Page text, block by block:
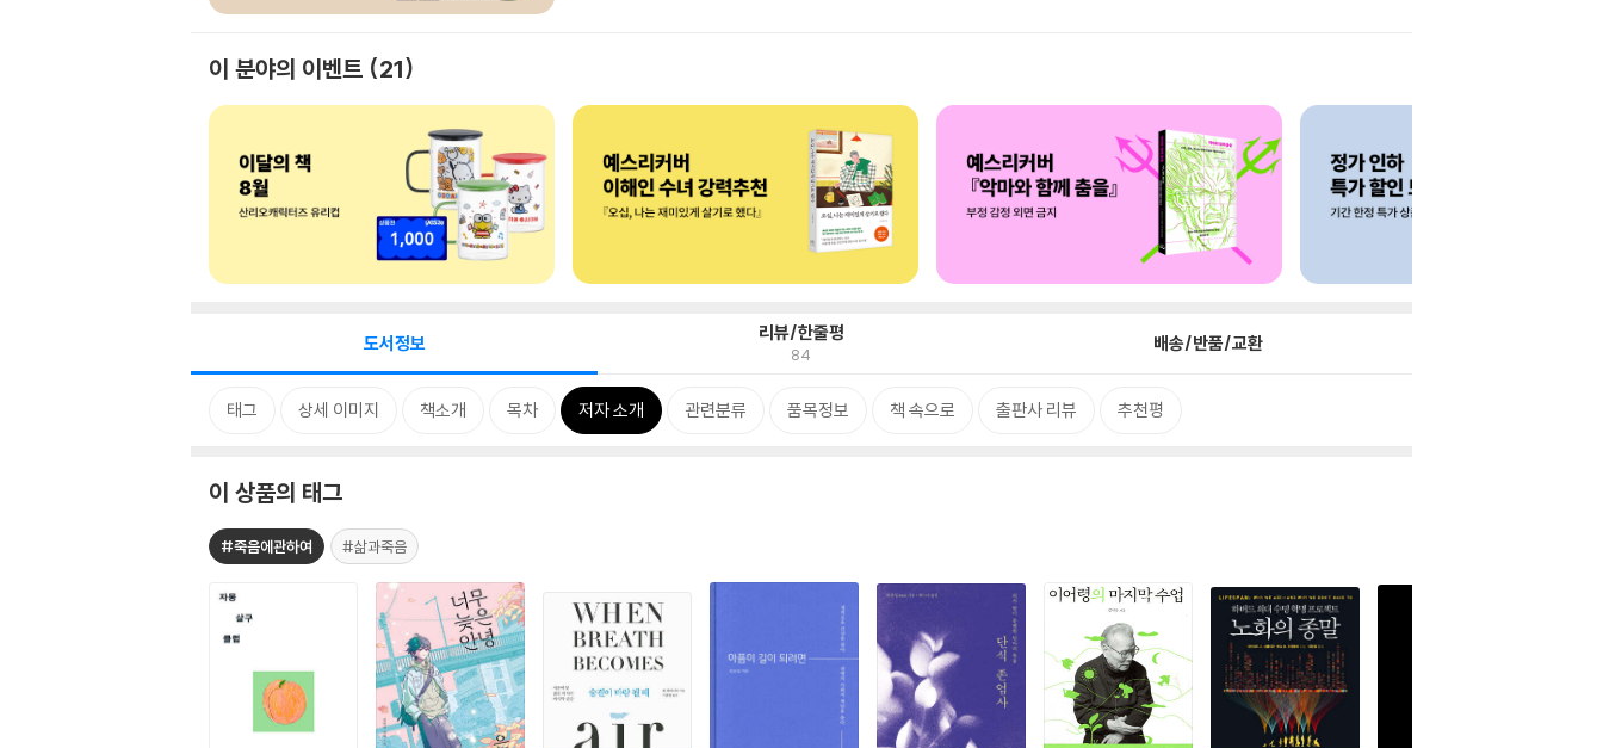
이 분야의 이벤트 21
도서정보 리뷰/한줄평
84 배송/반품/교환
태그 상세 이미지 책소개 목차 저자 소개 관련분류 품목정보 책 속으로 출판사 리뷰 추천평
이 상품의 태그
#죽음에관하여 #삶과죽음